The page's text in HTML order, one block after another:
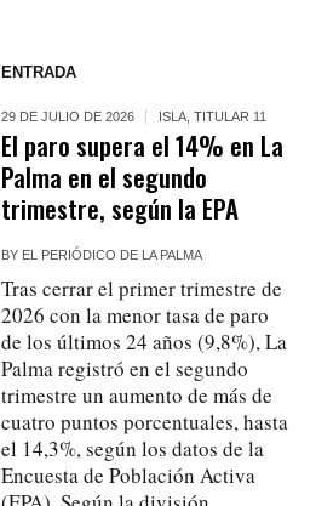
ENTRADA
29 DE JULIO DE 2026 ISLA ,TITULAR 11
El paro supera el 14% en La
Palma en el segundo
trimestre, según la EPA
BY EL PERIÓDICO DE LA PALMA
Tras cerrar el primer trimestre de
2026 con la menor tasa de paro
de los últimos 24 años (9,8%), La
Palma registró en el segundo
trimestre un aumento de más de
cuatro puntos porcentuales, hasta
el 14,3%, según los datos de la
Encuesta de Población Activa